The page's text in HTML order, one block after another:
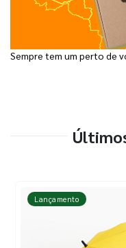
Sempre tem um perto de
Lançamento